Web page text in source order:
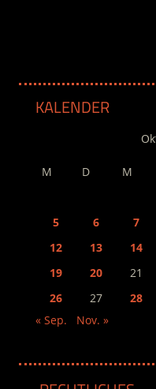
KALENDER
M D M
5
6 7
12
13 14
19
20 21
26
27 28
« Sep.
Nov. »